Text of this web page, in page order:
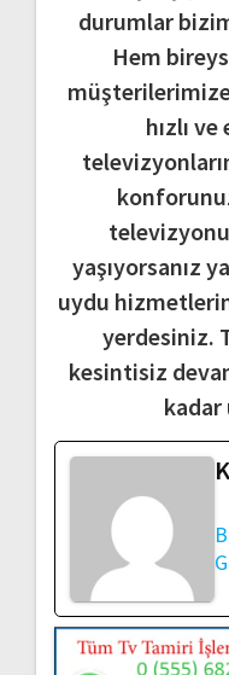
durumlar
Hem
hızlı
yaşıyorsanız
uydu
yerdesiniz.
kesintisiz
kadar